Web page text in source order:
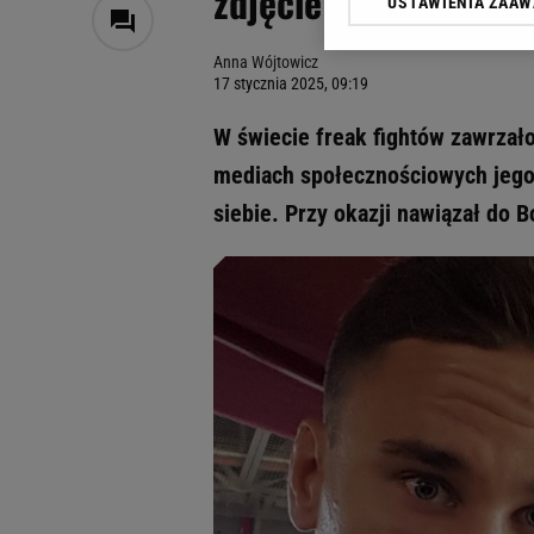
Anna Wójtowicz
17 stycznia 2025, 09:19
W świecie freak fightów
mediach społecznościowych
siebie. Przy okazji nawiązał do
Klikając „Akceptuję”
odnośnik „Ustawienia
My, nasi Zaufani
Użycie dokładnych
Przechowywanie